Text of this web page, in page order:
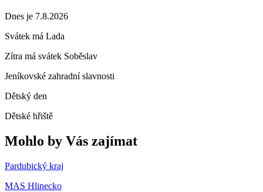
Dnes je 7.8.2026
Svátek má Lada
Zítra má svátek Soběslav
Jeníkovské zahradní slavnosti
Dětský den
Dětské hřiště
Mohlo by Vás zajímat
Pardubický kraj
MAS Hlinecko